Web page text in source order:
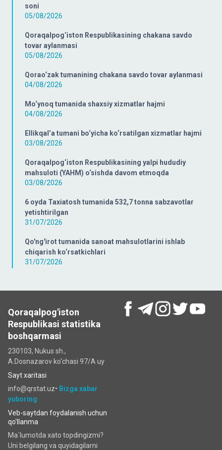
soni
05/08/2026
Qoraqalpog‘iston Respublikasining chakana savdo
tovar aylanmasi
05/08/2026
Qorao‘zak tumanining chakana savdo tovar aylanmasi
04/08/2026
Mo‘ynoq tumanida shaxsiy xizmatlar hajmi
04/08/2026
Ellikqal’a tumani bo‘yicha ko‘rsatilgan xizmatlar hajmi
03/08/2026
Qoraqalpog‘iston Respublikasining yalpi hududiy
mahsuloti (YAHM) o‘sishda davom etmoqda
03/08/2026
6 oyda Taxiatosh tumanida 532,7 tonna sabzavotlar
yetishtirilgan
31/07/2026
Qo'ng'irot tumanida sanoat mahsulotlarini ishlab
chiqarish ko‘rsatkichlari
31/07/2026
Qoraqalpog'iston
Respublikasi statistika
boshqarmasi
230103, Nukus sh.,
A.Dosnazarov ko‘chаsi 97/A uy
Sayt xaritasi
info@qrstat.uz• Bizga xabar
yuboring
Veb-saytdan foydalanish uchun
qo'llanma
Ma`lumotda xato topdingizmi?
Uni belgilang va quyidagilarni